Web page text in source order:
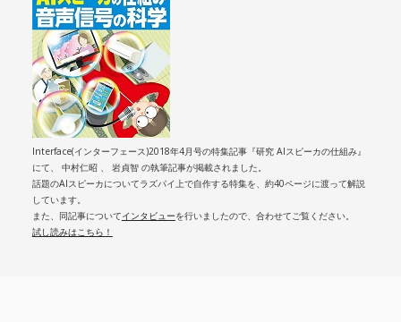
Interface(インターフェース)2018年4月号の特集記事『研究 AIスピーカの仕組み』
にて、 中村仁昭 、 岩貞智 の執筆記事が掲載されました。
話題のAIスピーカについてラズパイ上で自作する特集を、約40ページに渡って解説
しています。
また、同記事についてインタビューを行いましたので、合わせてご覧ください。
試し読みはこちら！